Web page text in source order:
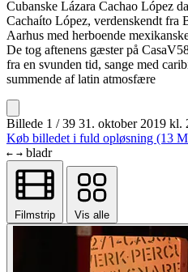
Cubanske Lázara Cachao López
Cachaíto López, verdenskendt fra
Aarhus med herboende
De tog aftenens gæster på
fra en svunden tid, sange med
summende af latin atmosfære
Billede 1 / 39 31. oktober 2019 kl.
Køb billedet i fuld opløsning (13
← → bladr
Filmstrip Vis alle